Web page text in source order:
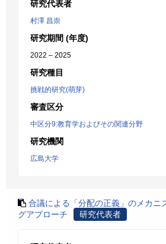
研究代表者
村澤 昌崇
研究期間 (年度)
2022 – 2025
研究種目
挑戦的研究(萌芽)
審査区分
中区分9:教育学およびその関連分野
研究機関
広島大学
合議による「分配の正義」のメカニ
グアプローチ
研究代表者